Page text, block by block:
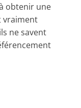
obtenir une
vraiment
ne savent